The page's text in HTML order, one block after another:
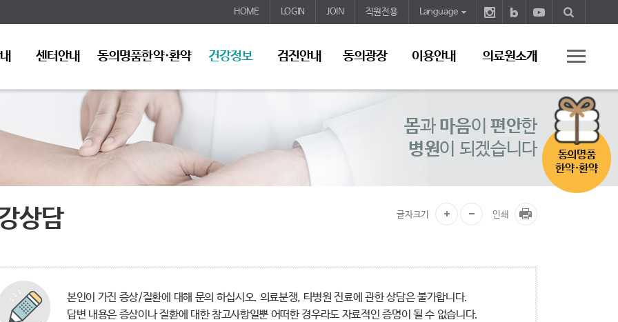
HOME LOGIN JOIN 직원전용 Language
센터안내 동의명품한약·환약 건강정보 검진안내 동의광장 이용안내 의료원소개
동의명품
한약·환약
몸과 마음이 편안한
병원이 되겠습니다
상담 글자크기 인쇄
본인이 가진 증상/질환에 대해 문의 하십시오. 의료분쟁, 타병원 진료에 관한 상담은 불가합니다.
답변 내용은 증상이나 질환에 대한 참고사항일뿐 어떠한 경우라도 자료적인 증명이 될 수 없습니다.